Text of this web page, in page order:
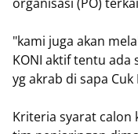
"kami juga akan
KONI aktif tentu ada
yg akrab di sapa Cuk
Kriteria syarat calon